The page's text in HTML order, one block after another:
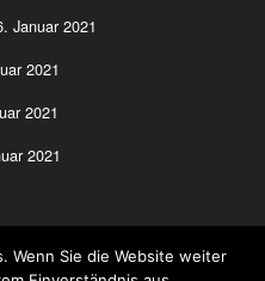
Januar 2021
2021
2021
2021
Stuttgart Ute Steinke-
Wenn Sie die Website weiter